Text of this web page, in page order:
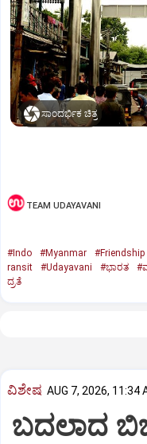
ಸಾಂದರ್ಭಿಕ ಚಿತ್ರ
TEAM UDAYAVANI
#Indo #Myanmar #Friendship
ransit
#Udayavani #ಭಾರತ
ದ್ರತೆ
ವಿಶೇಷ AUG 7, 2026, 11:34
ಬದಲಾದ